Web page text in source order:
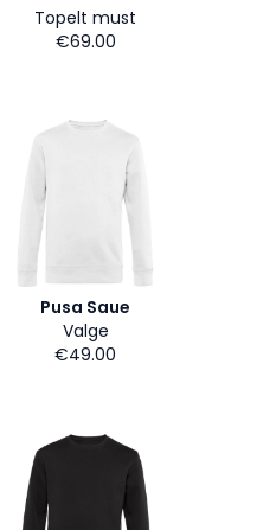
Topelt must
€69.00
Pusa Saue
Valge
€49.00